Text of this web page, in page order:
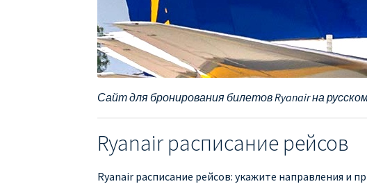
Сайт для бронирования билетов Ryanair на
Ryanair расписание рейсов
Ryanair расписание рейсов: укажите направления и